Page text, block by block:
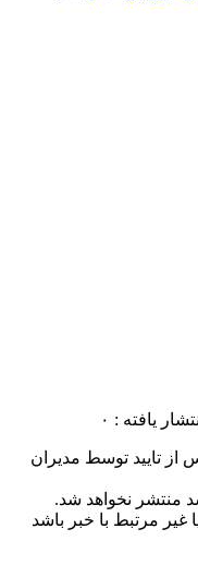
انتشار یافته : ۰
تایید توسط مدیران
منتشر نخواهد شد.
غیر مرتبط با خبر باشد